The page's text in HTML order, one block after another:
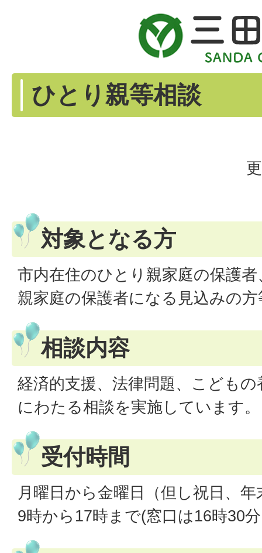
ひとり親等相談
対象となる方
市内在住のひとり親家庭の保護
親家庭の保護者になる見込みの方
相談内容
経済的支援、法律問題、こども
にわたる相談を実施しています。
受付時間
月曜日から金曜日（但し祝日、
9時から17時まで(窓口は16時30